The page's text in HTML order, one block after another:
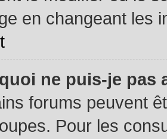
en changeant les
ne puis-je pas
forums peuvent
Pour les